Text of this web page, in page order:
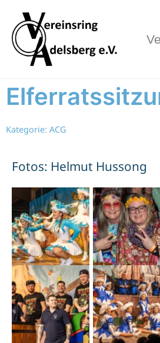
Kategorie: ACG
Fotos: Helmut Hussong